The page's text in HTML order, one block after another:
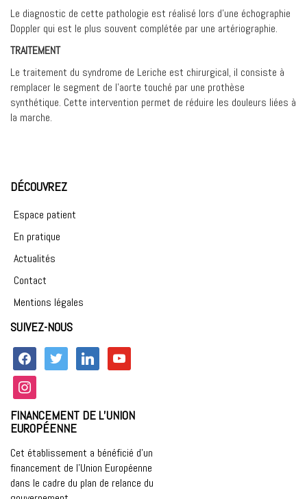
Le diagnostic de cette pathologie est réalisé lors d’une échographie
Doppler qui est le plus souvent complétée par une artériographie.
TRAITEMENT
Le traitement du syndrome de Leriche est chirurgical, il consiste à
remplacer le segment de l’aorte touché par une prothèse
synthétique. Cette intervention permet de réduire les douleurs liées à
la marche.
DÉCOUVREZ
Espace patient
En pratique
Actualités
Contact
Mentions légales
SUIVEZ-NOUS
facebook twitter linkedin
youtube
instagram
FINANCEMENT DE L’UNION
EUROPÉENNE
Cet établissement a bénéficié d’un
financement de l’Union Européenne
dans le cadre du plan de relance du